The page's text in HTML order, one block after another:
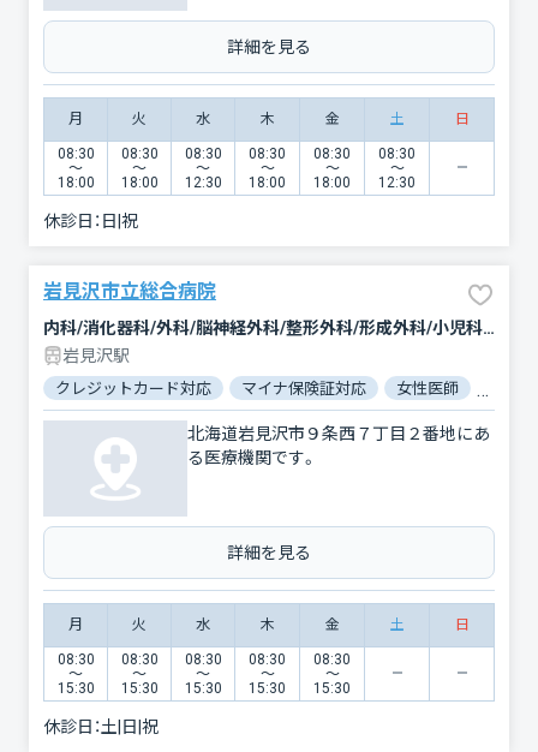
詳細を見る
月 火 水 木 金 土 日
08:30
〜
18:00
08:30
〜
18:00
08:30
〜
12:30
08:30
〜
18:00
08:30
〜
18:00
08:30
〜
12:30
休診日： 日|祝
岩見沢市立総合病院
内科/消化器科/外科/脳神経外科/整形外科/形成外科/小児科/産婦人科/眼科/耳鼻咽喉科/皮膚科/泌尿器科/精神科・神経科/放射線科/麻酔科
岩見沢駅
クレジットカード対応 マイナ保険証対応 女性医師
北海道岩見沢市９条西７丁目２番地にあ
る医療機関です。
詳細を見る
月 火 水 木 金 土 日
08:30
〜
15:30
08:30
〜
15:30
08:30
〜
15:30
08:30
〜
15:30
08:30
〜
15:30
休診日：土|日|祝